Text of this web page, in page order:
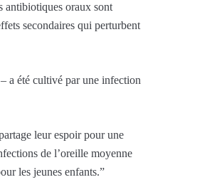
antibiotiques oraux sont
secondaires qui perturbent
a été cultivé par une infection
leur espoir pour une
de l’oreille moyenne
les jeunes enfants.”